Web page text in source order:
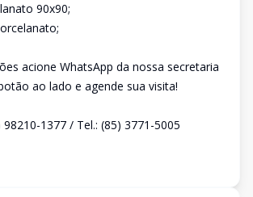
90x90;
acione WhatsApp da nossa secretaria
ao lado e agende sua visita!
1377 / Tel.: (85) 3771-5005